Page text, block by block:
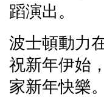
蹈演出。
波士頓動力
祝新年伊始
家新年快樂。